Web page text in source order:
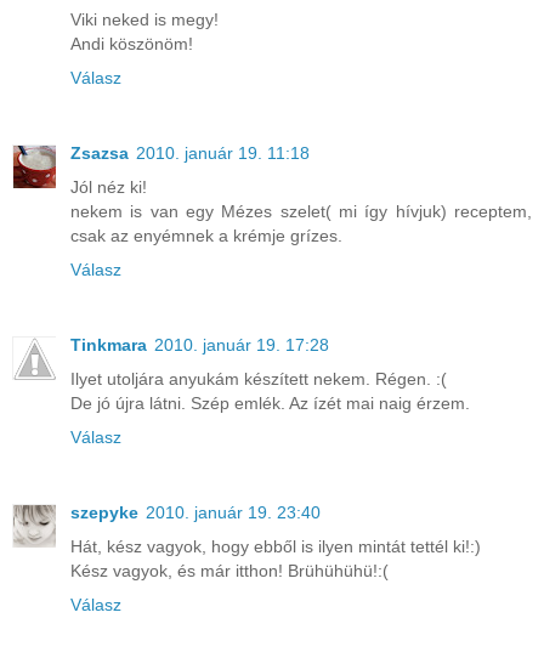
Viki neked is megy!
Andi köszönöm!
Válasz
Zsazsa 2010. január 19. 11:18
Jól néz ki!
nekem is van egy Mézes szelet( mi így hívjuk) receptem,
csak az enyémnek a krémje grízes.
Válasz
Tinkmara 2010. január 19. 17:28
Ilyet utoljára anyukám készített nekem. Régen. :(
De jó újra látni. Szép emlék. Az ízét mai naig érzem.
Válasz
szepyke 2010. január 19. 23:40
Hát, kész vagyok, hogy ebből is ilyen mintát tettél ki!:)
Kész vagyok, és már itthon! Brühühühü!:(
Válasz